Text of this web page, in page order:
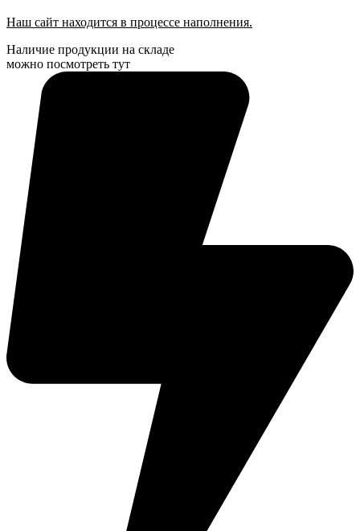
Наш сайт находится в процессе наполнения.
Наличие продукции на складе
можно посмотреть тут